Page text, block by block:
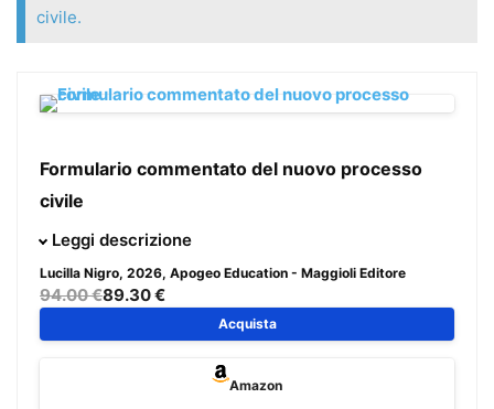
civile.
Formulario commentato del nuovo processo
civile
Giunto all’VIII edizione, il Formulario commentato del
operativo indispensabile per il professionista che deve
affrontare il processo civile alla luce delle più recenti
riforme.
aggiornato al Decreto Giustizia (D.L. 117/2025,
Leggi descrizione
Lucilla Nigro, 2026, Apogeo Education - Maggioli Editore
94.00 €89.30 €
Acquista
Amazon